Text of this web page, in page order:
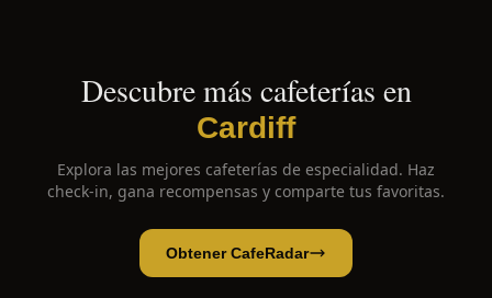
Descubre más cafeterías en
Cardiff
Explora las mejores cafeterías de especialidad. Haz
check-in, gana recompensas y comparte tus favoritas.
Obtener CafeRadar